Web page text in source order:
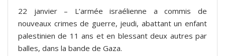
22 janvier – L’armée israélienne a commis de
nouveaux crimes de guerre, jeudi, abattant un enfant
palestinien de 11 ans et en blessant deux autres par
balles, dans la bande de Gaza.